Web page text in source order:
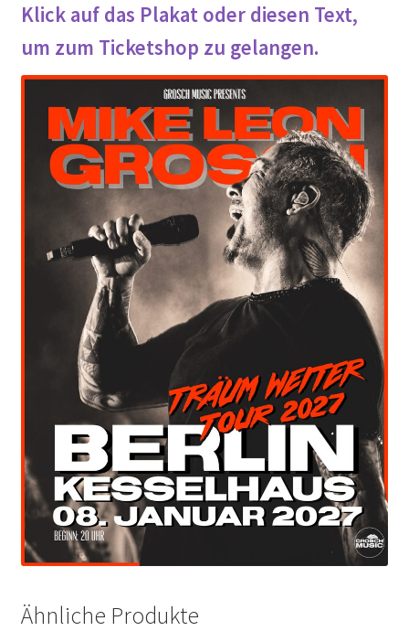
Klick auf das Plakat oder diesen Text,
um zum Ticketshop zu gelangen.
Ähnliche Produkte